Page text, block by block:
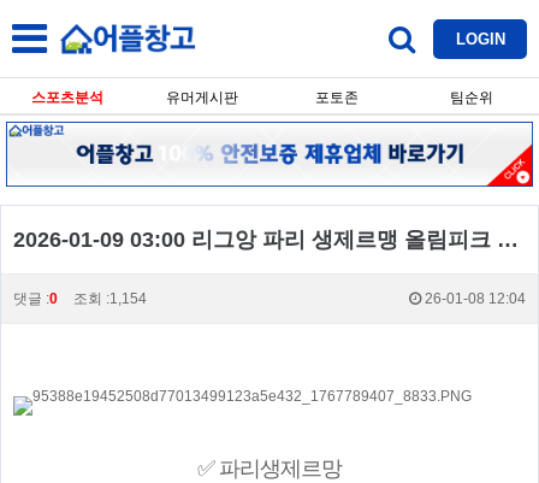
LOGIN
스포츠분석 유머게시판 포토존 팀순위
2026-01-09 03:00 리그앙 파리 생제르맹 올림피크 마르세유
댓글 :0 조회 :1,154 26-01-08 12:04
✅ 파리생제르망